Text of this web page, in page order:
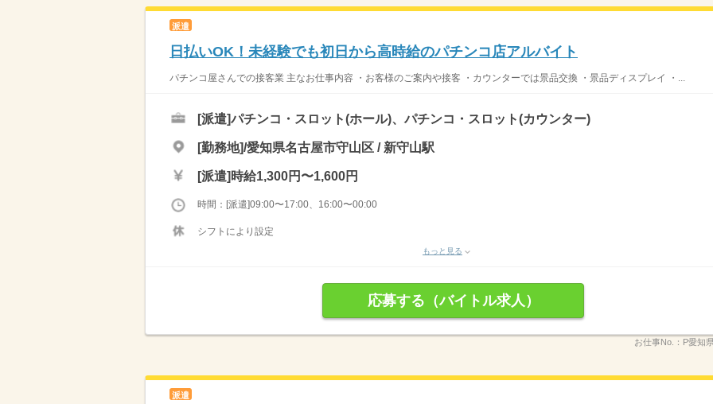
派遣
日払いOK！未経験でも初日から高時給のパチンコ店アルバイト
パチンコ屋さんでの接客業 主なお仕事内容 ・お客様のご案内や接客 ・カウンターでは景品交換 ・景品ディスプレイ ・...
[派遣]パチンコ・スロット(ホール)、パチンコ・スロット(カウンター)
[勤務地]/愛知県名古屋市守山区 / 新守山駅
[派遣]時給1,300円〜1,600円
時間：[派遣]09:00〜17:00、16:00〜00:00
シフトにより設定
もっと見る
応募する（バイトル求人）
お仕事No.： P愛知
派遣